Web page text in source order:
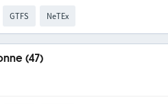
GTFS NeTEx
(47)